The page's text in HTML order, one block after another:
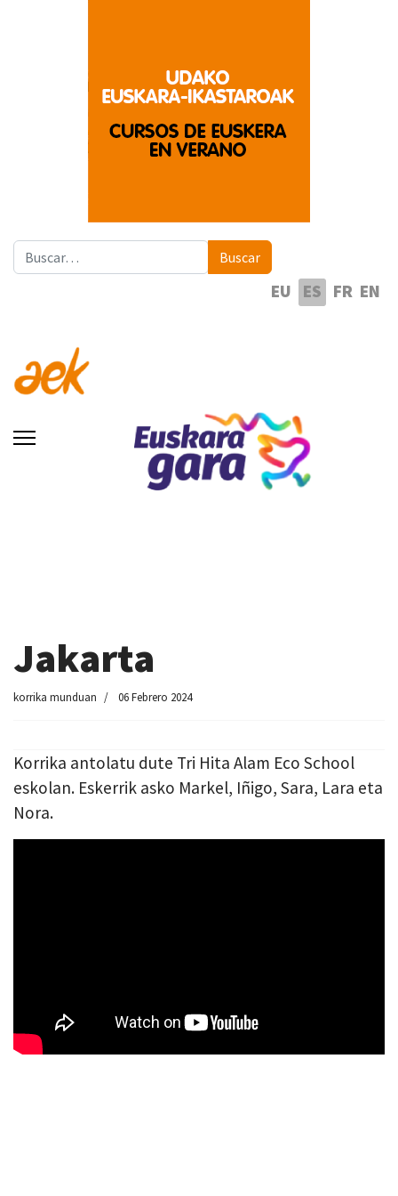
Buscar Buscar
EU ES FR EN
Jakarta
korrika munduan 06 Febrero 2024
Korrika antolatu dute Tri Hita Alam Eco School
eskolan. Eskerrik asko Markel, Iñigo, Sara, Lara eta
Nora.